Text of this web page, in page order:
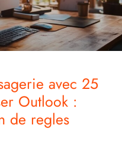
avec 25
Outlook :
de regles